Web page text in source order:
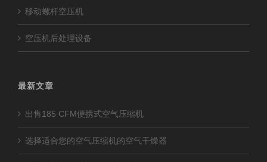
移动螺杆空压机
空压机后处理设备
最新文章
出售185 CFM便携式空气压缩机
选择适合您的空气压缩机的空气干燥器